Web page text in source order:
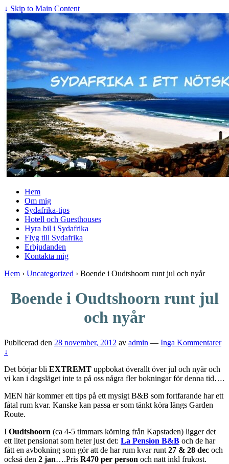
↓ Skip to Main Content
Hem
Om mig
Sydafrika-tips
Hotell och Guesthouses
Hyra bil i Sydafrika
Flyg till Sydafrika
Erbjudanden
Kontakta mig
Hem › Uncategorized › Boende i Oudtshoorn runt jul och nyår
Boende i Oudtshoorn runt jul
och nyår
Publicerad den 28 november, 2012 av admin — Inga Kommentarer
↓
Det börjar bli EXTREMT uppbokat överallt över jul och nyår och
vi kan i dagsläget inte ta på oss några fler bokningar för denna tid….
MEN här kommer ett tips på ett mysigt B&B som fortfarande har ett
fåtal rum kvar. Kanske kan passa er som tänkt köra längs Garden
Route.
I Oudtshoorn (ca 4-5 timmars körning från Kapstaden) ligger det
ett litet pensionat som heter just det: La Pension B&B och de har
fått en avbokning som gör att de har rum kvar runt 27 & 28 dec och
också den 2 jan….Pris R470 per person och natt inkl frukost.